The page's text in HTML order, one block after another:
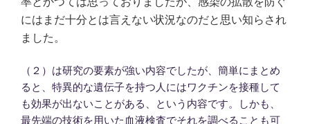
にはまだ十分とは言えない状況なのだと思い知らされ
ました。
（２）は研究の要素が強い内容でしたが、簡単にまとめ
ると、特異的な遺伝子を持つ人にはワクチンを接種して
も効果が出ないことがある、という内容です。しかも、
最先端の技術を用いた血液検査でそれを調べることも可